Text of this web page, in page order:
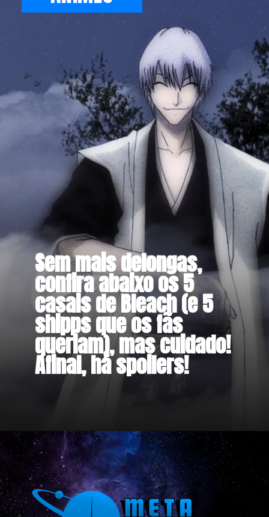
Sem mais delongas,
confira abaixo os 5
casais de Bleach (e 5
shipps que os fãs
queriam), mas cuidado!
Afinal, há spoilers!
Opening